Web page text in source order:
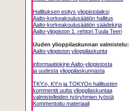
Hallituksen esitys yliopistolaiksi
Aalto-korkeakoulusäätiön hallitus
Aalto-korkeakoulusäätiönsäädekirja
Aalto-yliopiston 1. rehtori Tuula Teeri
Uuden ylioppilaskunnan valmistelu:
Aalto-yliopiston ylioppilaskunta
informaatiokirje Aalto-yliopistosta
ja uudesta ylioppilaskunnasta
TKY:n, KY:n ja TOKYOn hallitusten
kommentit uutta ylioppilaskuntaa
valmistelleiden työryhmien työstä
Kommentoitu materiaali